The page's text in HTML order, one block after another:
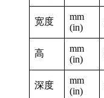
宽度
mm
(in)
高
mm
(in)
深度
mm
(in)